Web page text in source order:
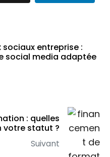
entreprise :
social media adaptée
: quelles
votre statut ?
Suivant